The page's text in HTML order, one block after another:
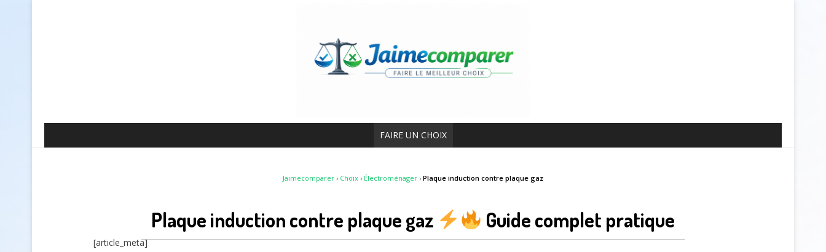
FAIRE UN CHOIX
Jaimecomparer › Choix › Électroménager › Plaque induction contre plaque gaz
Plaque induction contre plaque gaz Guide complet pratique
[article_meta]